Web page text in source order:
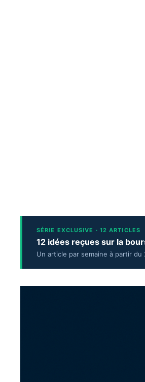
SÉRIE EXCLUSIVE · 12 ARTICLES
12 idées reçues sur la
Un article par semaine à partir du